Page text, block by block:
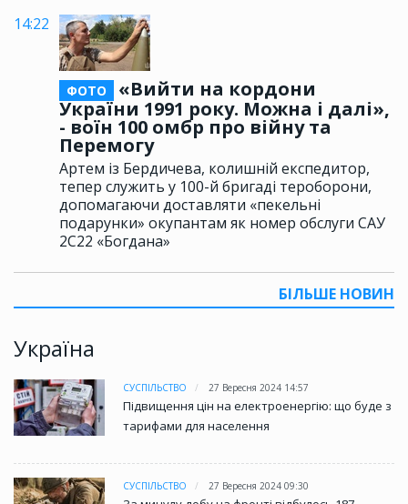
14:22
ФОТО
«Вийти на кордони
України 1991 року. Можна і далі»,
- воїн 100 омбр про війну та
Перемогу
Артем із Бердичева, колишній експедитор,
тепер служить у 100-й бригаді тероборони,
допомагаючи доставляти «пекельні
подарунки» окупантам як номер обслуги САУ
2С22 «Богдана»
БІЛЬШЕ НОВИН
Україна
СУСПІЛЬСТВО 27 Вересня 2024 14:57
Підвищення цін на електроенергію: що буде з
тарифами для населення
СУСПІЛЬСТВО 27 Вересня 2024 09:30